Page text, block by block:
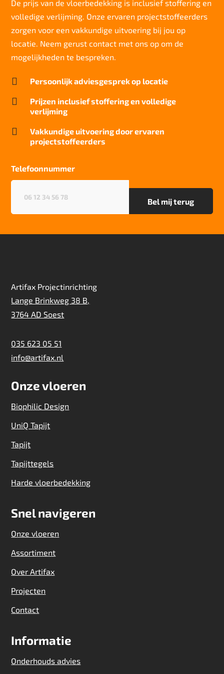
Totaal gwicht
2.055 g/m2
Lichtechtheid NF EN ISO 105-B02
5-6/8
Slijtvastheid NF EN 1307
Thermische weerstand
0,15m2 C/W
Geluidsisolatie
Brandwerend
Project gebruik
zwaar
De prijs van de vloerbedekking is inclusief stoffering en
volledige verlijming. Onze ervaren projectstoffeerders
zorgen voor een vakkundige uitvoering bij jou op
locatie. Neem gerust contact met ons op om de
mogelijkheden te bespreken.
 Persoonlijk adviesgesprek op locatie

Prijzen inclusief stoffering en volledige
verlijming

Vakkundige uitvoering door ervaren
projectstoffeerders
Telefoonnummer
Artifax Projectinrichting
Lange Brinkweg 38 B,
3764 AD Soest
035 623 05 51
info@artifax.nl
Onze vloeren
Biophilic Design
UniQ Tapijt
Tapijt
Tapijttegels
Harde vloerbedekking
Snel navigeren
Onze vloeren
Assortiment
Over Artifax
Projecten
Contact
Informatie
Onderhouds advies